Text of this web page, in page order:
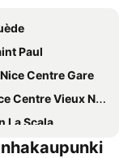
Paul
Centre Gare
Centre Vieux Nice
La Scala
- Vacances Bleues